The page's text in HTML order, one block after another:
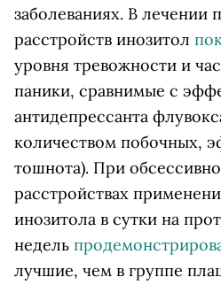
заболеваниях. В лечении
расстройств инозитол
уровня тревожности и
паники, сравнимые с
антидепрессанта
количеством побочных,
тошнота). При
расстройствах
инозитола в сутки на
недель
лучшие, чем в группе